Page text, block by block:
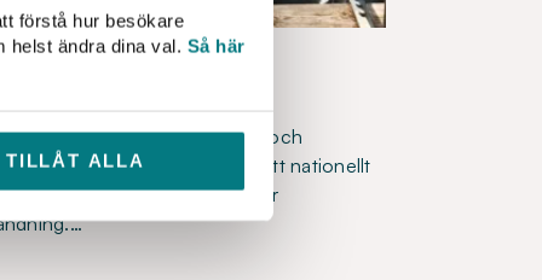
förstå hur besökare
helst ändra dina val. Så här
TILLÅT ALLA
med flera VA-organisationer och
har Svenskt Vatten tagit fram ett nationellt
kommunikationen kring hållbar